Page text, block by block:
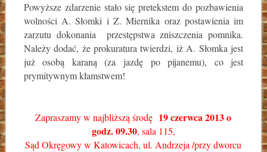
Powyższe zdarzenie stało się pretekstem do pozbawienia
wolności A. Słomki i Z. Miernika oraz postawienia im
zarzutu dokonania przestępstwa zniszczenia pomnika.
Należy dodać, że prokuratura twierdzi, iż A. Słomka jest
już osobą karaną (za jazdę po pijanemu), co jest
prymitywnym kłamstwem!
Zapraszamy w najbliższą środę 19 czerwca 2013 o
godz. 09.30, sala 115,
Sąd Okręgowy w Katowicach, ul. Andrzeja /przy dworcu